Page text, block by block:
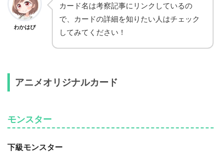
わかはぴ
カード名は考察記事にリンクしているの
で、カードの詳細を知りたい人はチェック
してみてください！
アニメオリジナルカード
モンスター
下級モンスター